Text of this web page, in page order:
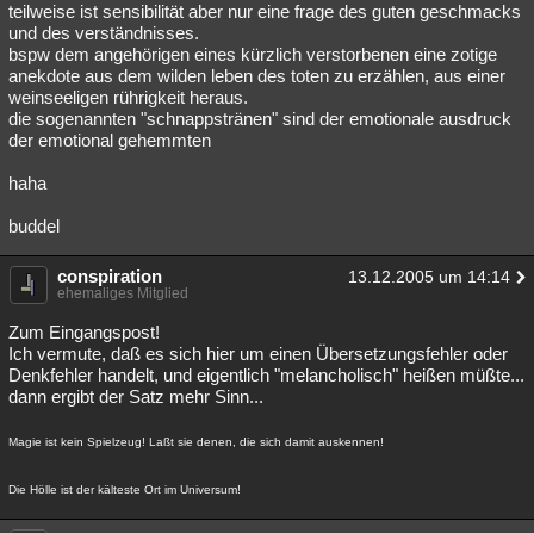
teilweise ist sensibilität aber nur eine frage des guten geschmacks
und des verständnisses.
bspw dem angehörigen eines kürzlich verstorbenen eine zotige
anekdote aus dem wilden leben des toten zu erzählen, aus einer
weinseeligen rührigkeit heraus.
die sogenannten "schnappstränen" sind der emotionale ausdruck
der emotional gehemmten
haha
buddel
conspiration 13.12.2005 um 14:14
ehemaliges Mitglied
Zum Eingangspost!
Ich vermute, daß es sich hier um einen Übersetzungsfehler oder
Denkfehler handelt, und eigentlich "melancholisch" heißen müßte...
dann ergibt der Satz mehr Sinn...
Magie ist kein Spielzeug! Laßt sie denen, die sich damit auskennen!
Die Hölle ist der kälteste Ort im Universum!